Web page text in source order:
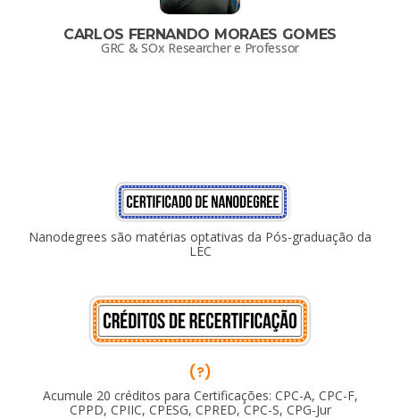
CARLOS FERNANDO MORAES GOMES
GRC & SOx Researcher e Professor
Nanodegrees são matérias optativas da Pós-graduação da
LEC
(?)
Acumule 20 créditos para Certificações: CPC-A, CPC-F,
CPPD, CPIIC, CPESG, CPRED, CPC-S, CPG-Jur